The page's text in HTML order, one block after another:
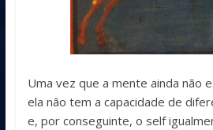
Uma vez que a mente ainda não
ela não tem a capacidade de
e, por conseguinte, o self